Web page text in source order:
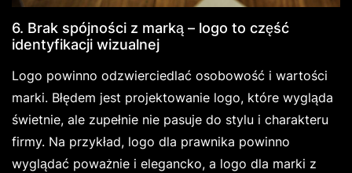
6. Brak spójności z marką – logo to część
identyfikacji wizualnej
Logo powinno odzwierciedlać osobowość i wartości
marki. Błędem jest projektowanie logo, które wygląda
świetnie, ale zupełnie nie pasuje do stylu i charakteru
firmy. Na przykład, logo dla prawnika powinno
wyglądać poważnie i elegancko, a logo dla marki z